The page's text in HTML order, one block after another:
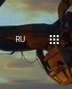
RU